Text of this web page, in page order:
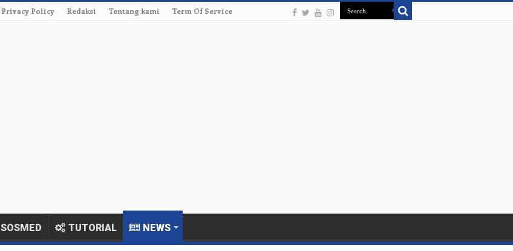
Privacy Policy Redaksi Tentang kami Term Of Service
SOSMED TUTORIAL NEWS